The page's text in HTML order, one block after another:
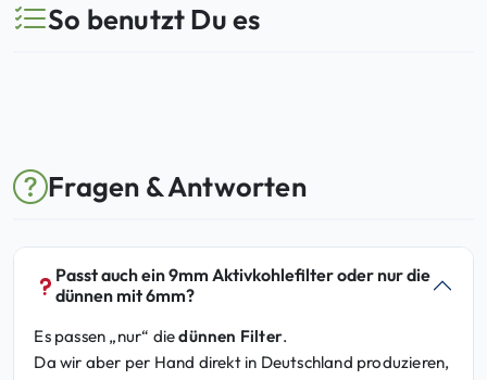
So benutzt Du es
Fragen & Antworten
Passt auch ein 9mm Aktivkohlefilter oder nur die
dünnen mit 6mm?
Es passen „nur“ diedünnen Filter.
Da wir aber per Hand direkt in Deutschland produzieren,